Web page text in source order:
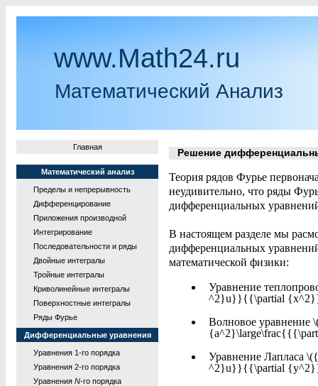
www.Math24.ru
Математический Анализ
Главная
Математический анализ
Пределы и непрерывность
Дифференцирование
Приложения производной
Интегрирование
Последовательности и ряды
Двойные интегралы
Тройные интегралы
Криволинейные интегралы
Поверхностные интегралы
Ряды Фурье
Дифференциальные уравнения
Уравнения 1-го порядка
Уравнения 2-го порядка
Уравнения N-го порядка
Решение
Теория рядов Фурье
неудивительно, что ряды
дифференциальных
В настоящем разделе мы
дифференциальных
математической физики:
Уравнение
^2}u}}{{\partial
Волновое
Уравнение Лапласа
^2}u}}{{\partial